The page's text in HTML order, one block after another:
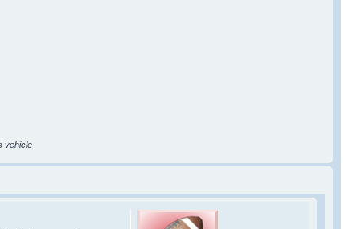
vehicle